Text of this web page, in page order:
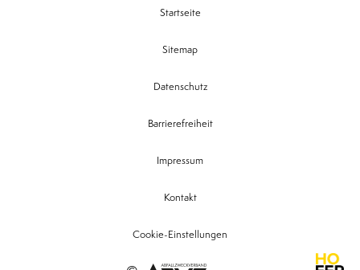
Startseite
Sitemap
Datenschutz
Barrierefreiheit
Impressum
Kontakt
Cookie-Einstellungen